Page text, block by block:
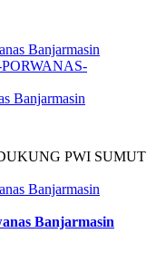
Banjarmasin
PWI SUMUT
Banjarmasin